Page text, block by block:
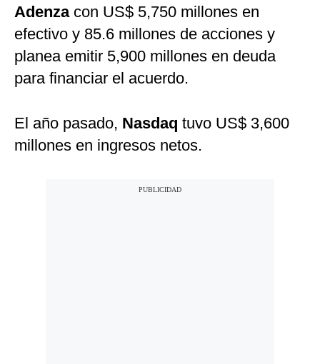
Adenza con US$ 5,750 millones en
efectivo y 85.6 millones de acciones y
planea emitir 5,900 millones en deuda
para financiar el acuerdo.
El año pasado, Nasdaq tuvo US$ 3,600
millones en ingresos netos.